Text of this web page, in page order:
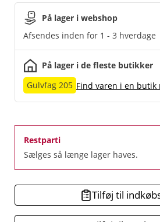
På lager i webshop
Afsendes inden for 1 - 3 hverdage
På lager i de fleste butikker
Gulvfag 205 Find varen i en
Restparti
Sælges så længe lager haves.
Tilføj til